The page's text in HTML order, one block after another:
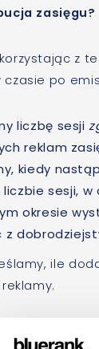
zasięgu?
z
po
liczbę sesji
reklam
kiedy
liczbie sesji,
okresie
z
ile